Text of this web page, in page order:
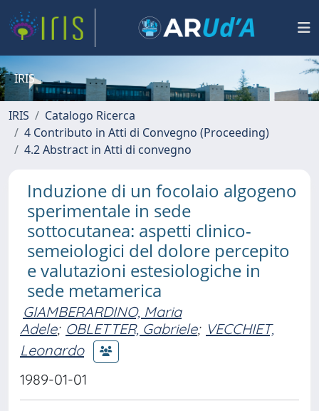
IRIS
IRIS
Catalogo Ricerca
4 Contributo in Atti di Convegno (Proceeding)
4.2 Abstract in Atti di convegno
Induzione di un focolaio algogeno
sperimentale in sede
sottocutanea: aspetti clinico-
semeiologici del dolore percepito
e valutazioni estesiologiche in
sede metamerica
GIAMBERARDINO, Maria
Adele; OBLETTER, Gabriele; VECCHIET,
Leonardo
1989-01-01